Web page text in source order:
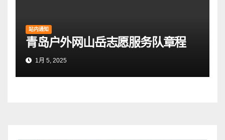
站内通知
青岛户外网山岳志愿服务队章程
1月 5, 2025